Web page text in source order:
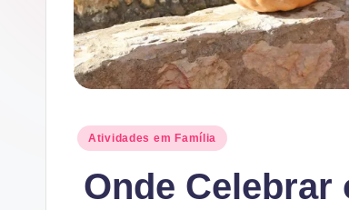
Posted
Atividades em Família
Onde Celebrar